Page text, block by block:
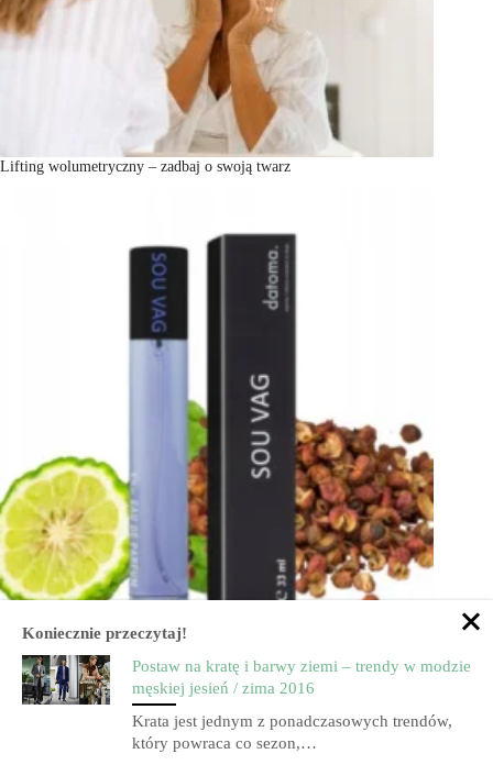
Lifting wolumetryczny – zadbaj o swoją twarz
Trwałe zamienniki perfum męskich Dior, Armani, Paco Rabanne – co
Koniecznie przeczytaj!
Postaw na kratę i barwy ziemi – trendy w modzie
męskiej jesień / zima 2016
Krata jest jednym z ponadczasowych trendów,
który powraca co sezon,…